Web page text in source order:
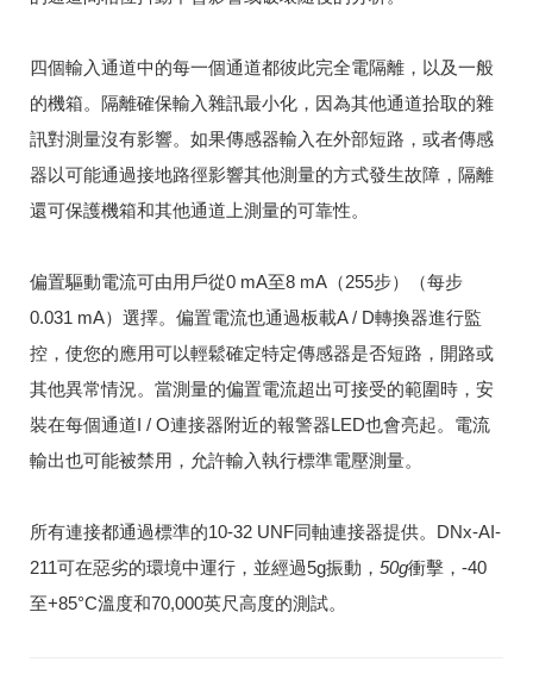
四個輸入通道中的每一個通道都彼此完全電隔離，以及一般
的機箱。 隔離確保輸入雜訊最小化，因為其他通道拾取的雜
訊對測量沒有影響。 如果傳感器輸入在外部短路，或者傳感
器以可能通過接地路徑影響其他測量的方式發生故障，隔離
還可保護機箱和其他通道上測量的可靠性。
偏置驅動電流可由用戶從0 mA至8 mA（255步）（每步
0.031 mA）選擇。 偏置電流也通過板載A / D轉換器進行監
控，使您的應用可以輕鬆確定特定傳感器是否短路，開路或
其他異常情況。 當測量的偏置電流超出可接受的範圍時，安
裝在每個通道I / O連接器附近的報警器LED也會亮起。 電流
輸出也可能被禁用，允許輸入執行標準電壓測量。
所有連接都通過標準的10-32 UNF同軸連接器提供。 DNx-AI-
211可在惡劣的環境中運行，並經過5g振動， 50g衝擊，-40
至+85°C溫度和70,000英尺高度的測試。